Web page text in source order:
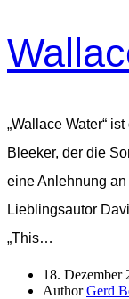
„Wallace Water“
Bleeker, der die
eine Anlehnung
Lieblingsautor
„This…
18. Dezember
AuthorGerd